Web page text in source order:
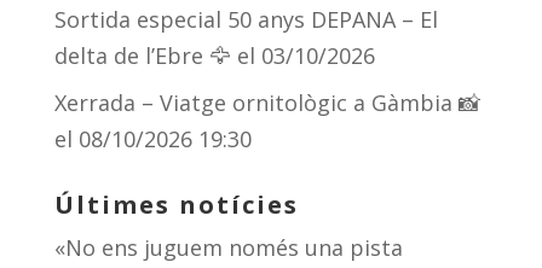
Sortida especial 50 anys DEPANA – El
delta de l’Ebre 🦅 el 03/10/2026
Xerrada – Viatge ornitològic a Gàmbia 📸
el 08/10/2026 19:30
Últimes notícies
«No ens juguem només una pista